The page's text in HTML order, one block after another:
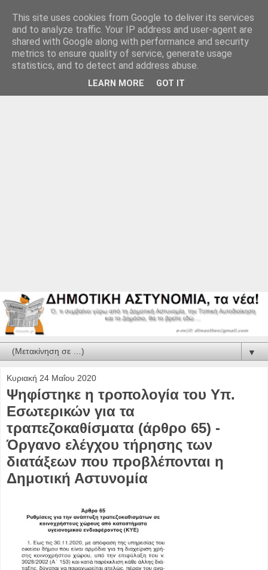
▼
Κυριακή 24 Μαΐου 2020
Ψηφίστηκε η τροπολογία του Υπ.
Εσωτερικών για τα
τραπεζοκαθίσματα (άρθρο 65) -
Όργανο ελέγχου τήρησης των
διατάξεων που προβλέπονται η
Δημοτική Αστυνομία
This site uses cookies from Google to deliver its services
and to analyze traffic. Your IP address and user-agent are
shared with Google along with performance and security
metrics to ensure quality of service, generate usage
statistics, and to detect and address abuse.
LEARN MORE GOT IT